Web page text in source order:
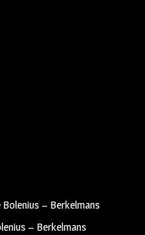
Bolenius – Berkelmans
– Berkelmans